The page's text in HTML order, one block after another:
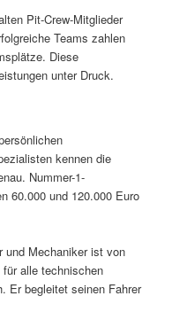
Pit-Crew-Mitglieder
Teams zahlen
Diese
unter Druck.
kennen die
Nummer-1-
60.000 und 120.000 Euro
und Mechaniker ist von
alle technischen
Er begleitet seinen Fahrer